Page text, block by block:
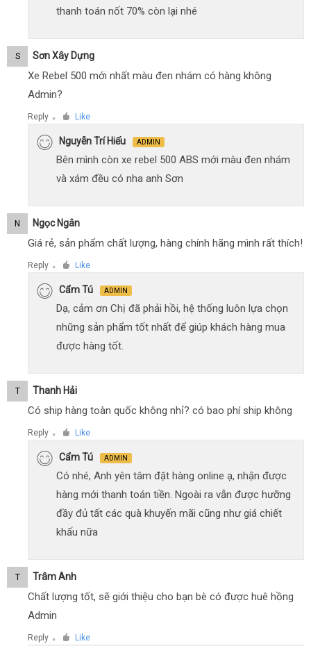
thanh toán nốt 70% còn lại nhé
S Sơn Xây Dựng
Xe Rebel 500 mới nhất màu đen nhám có hàng không
Admin?
Reply ● Like
Nguyễn Trí Hiếu ADMIN
Bên mình còn xe rebel 500 ABS mới màu đen nhám
và xám đều có nha anh Sơn
N Ngọc Ngân
Giá rẻ, sản phẩm chất lượng, hàng chính hãng mình rất thích!
Reply ● Like
Cẩm Tú ADMIN
Dạ, cảm ơn Chị đã phải hồi, hệ thống luôn lựa chọn
những sản phẩm tốt nhất để giúp khách hàng mua
được hàng tốt.
T Thanh Hải
Có ship hàng toàn quốc không nhỉ? có bao phí ship không
Reply ● Like
Cẩm Tú ADMIN
Có nhé, Anh yên tâm đặt hàng online ạ, nhận được
hàng mới thanh toán tiền. Ngoài ra vẫn được hưỡng
đầy đủ tất các quà khuyến mãi cũng như giá chiết
khấu nữa
T Trâm Anh
Chất lượng tốt, sẽ giới thiệu cho bạn bè có được huê hồng
Admin
Reply ● Like